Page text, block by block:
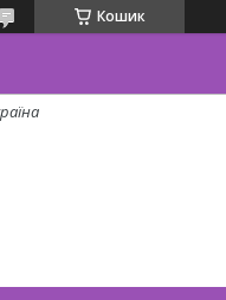
Кошик